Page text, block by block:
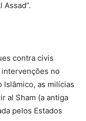
contra civis
no
Islâmico, as milícias
al Sham (a antiga
pelos Estados